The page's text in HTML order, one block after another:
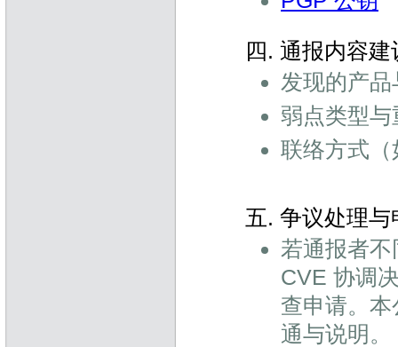
四. 通报内容
发现的产品
弱点类型
联络方式
五. 争议处理与
若通报者
CVE 协调
查申请。
通与说明。